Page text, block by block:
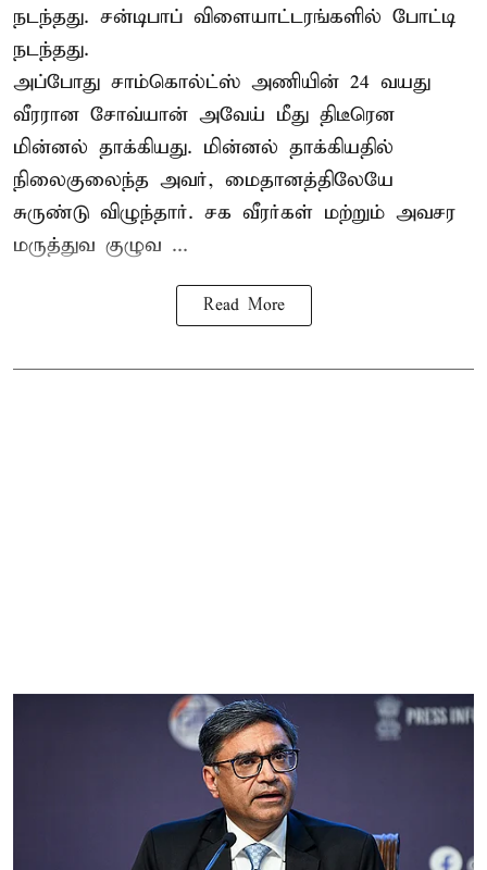
நடந்தது. சன்டிபாப் விளையாட்டரங்களில் போட்டி
நடந்தது.
அப்போது சாம்கொல்ட்ஸ் அணியின் 24 வயது
வீரரான சோவ்யான் அவேய் மீது திடீரென
மின்னல் தாக்கியது. மின்னல் தாக்கியதில்
நிலைகுலைந்த அவர், மைதானத்திலேயே
சுருண்டு விழுந்தார். சக வீரர்கள் மற்றும் அவசர
மருத்துவ குழுவ ...
Read More